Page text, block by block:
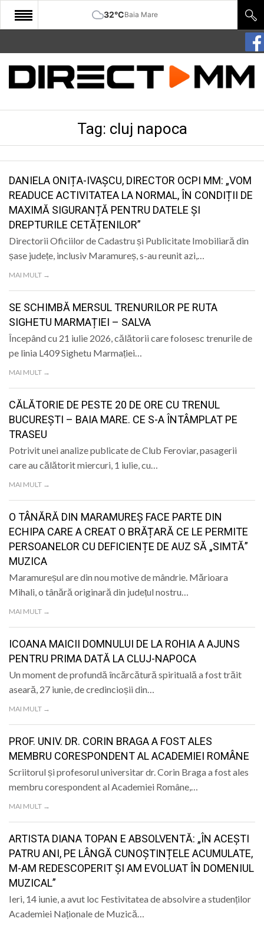
32°CBaia Mare
START
COMUNITATE
SANATATE
SPORT
SPECIAL
LIFE
Tag: cluj napoca
DANIELA ONIȚA-IVAȘCU, DIRECTOR OCPI MM: „VOM
READUCE ACTIVITATEA LA NORMAL, ÎN CONDIȚII DE
MAXIMĂ SIGURANȚĂ PENTRU DATELE ȘI
DREPTURILE CETĂȚENILOR”
Directorii Oficiilor de Cadastru și Publicitate Imobiliară din
șase județe, inclusiv Maramureș, s-au reunit azi,…
MAI MULT →
SE SCHIMBĂ MERSUL TRENURILOR PE RUTA
SIGHETU MARMAȚIEI – SALVA
Începând cu 21 iulie 2026, călătorii care folosesc trenurile de
pe linia L409 Sighetu Marmației…
MAI MULT →
CĂLĂTORIE DE PESTE 20 DE ORE CU TRENUL
BUCUREȘTI – BAIA MARE. CE S-A ÎNTÂMPLAT PE
TRASEU
Potrivit unei analize publicate de Club Feroviar, pasagerii
care au călătorit miercuri, 1 iulie, cu…
MAI MULT →
O TÂNĂRĂ DIN MARAMUREȘ FACE PARTE DIN
ECHIPA CARE A CREAT O BRĂȚARĂ CE LE PERMITE
PERSOANELOR CU DEFICIENȚE DE AUZ SĂ „SIMTĂ”
MUZICA
Maramureșul are din nou motive de mândrie. Mărioara
Mihali, o tânără originară din județul nostru…
MAI MULT →
ICOANA MAICII DOMNULUI DE LA ROHIA A AJUNS
PENTRU PRIMA DATĂ LA CLUJ-NAPOCA
Un moment de profundă încărcătură spirituală a fost trăit
aseară, 27 iunie, de credincioșii din…
MAI MULT →
PROF. UNIV. DR. CORIN BRAGA A FOST ALES
MEMBRU CORESPONDENT AL ACADEMIEI ROMÂNE
Scriitorul și profesorul universitar dr. Corin Braga a fost ales
membru corespondent al Academiei Române,…
MAI MULT →
ARTISTA DIANA TOPAN E ABSOLVENTĂ: „ÎN ACEȘTI
PATRU ANI, PE LÂNGĂ CUNOȘTINȚELE ACUMULATE,
M-AM REDESCOPERIT ȘI AM EVOLUAT ÎN DOMENIUL
MUZICAL”
Ieri, 14 iunie, a avut loc Festivitatea de absolvire a studenților
Academiei Naționale de Muzică…